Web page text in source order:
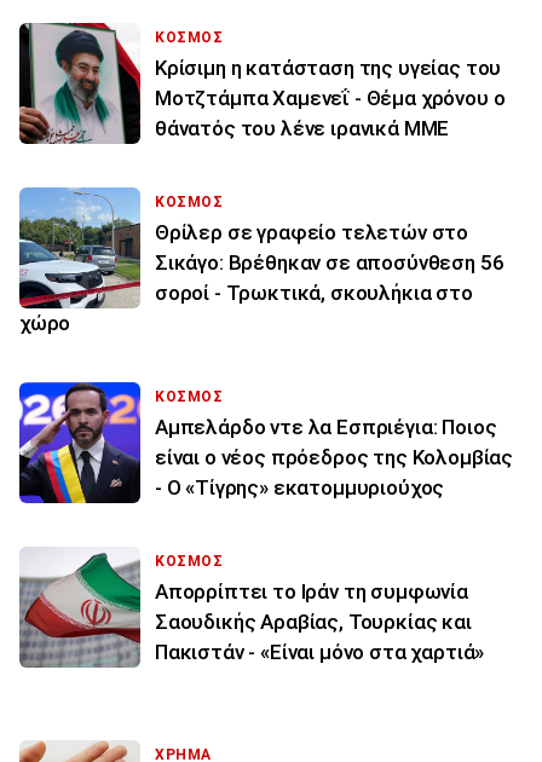
ΚΟΣΜΟΣ
Κρίσιμη η κατάσταση της υγείας του
Μοτζτάμπα Χαμενεΐ - Θέμα χρόνου ο
θάνατός του λένε ιρανικά ΜΜΕ
ΚΟΣΜΟΣ
Θρίλερ σε γραφείο τελετών στο
Σικάγο: Βρέθηκαν σε αποσύνθεση 56
σοροί - Τρωκτικά, σκουλήκια στο
χώρο
ΚΟΣΜΟΣ
Αμπελάρδο ντε λα Εσπριέγια: Ποιος
είναι ο νέος πρόεδρος της Κολομβίας
- Ο «Τίγρης» εκατομμυριούχος
ΚΟΣΜΟΣ
Απορρίπτει το Ιράν τη συμφωνία
Σαουδικής Αραβίας, Τουρκίας και
Πακιστάν - «Είναι μόνο στα χαρτιά»
ΧΡΗΜΑ